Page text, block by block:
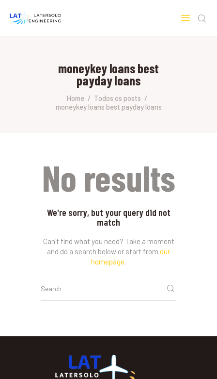
moneykey loans best
payday loans
Home
Todos os posts
moneykey loans best payday loans
HOME
SOBRE A LATERSOLO
ENGINEERING
MERCADOS & SERVIÇOS
No results
We're sorry, but your query did not
match
Can't find what you need? Take a moment
and do a search below or start from our
homepage.